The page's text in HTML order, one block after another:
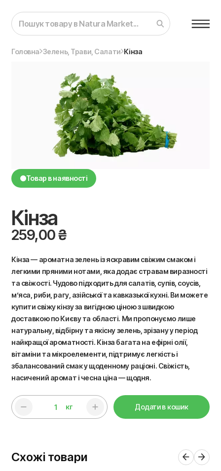
Головна Зелень, Трави, Салати Кінза
Товар в наявності
Кінза
259,00₴
Кінза — ароматна зелень із яскравим свіжим смаком і
легкими пряними нотами, яка додає стравам виразності
та свіжості. Чудово підходить для салатів, супів, соусів,
м’яса, риби, рагу, азійської та кавказької кухні. Ви можете
купити свіжу кінзу за вигідною ціною з швидкою
доставкою по Києву та області. Ми пропонуємо лише
натуральну, відбірну та якісну зелень, зрізану у період
найкращої ароматності. Кінза багата на ефірні олії,
вітаміни та мікроелементи, підтримує легкість і
збалансований смак у щоденному раціоні. Свіжість,
насичений аромат і чесна ціна — щодня.
кг Додати в кошик
Схожі товари